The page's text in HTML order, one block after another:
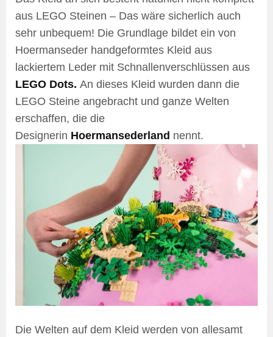
aus LEGO Steinen – Das wäre sicherlich auch
sehr unbequem! Die Grundlage bildet ein von
Hoermanseder handgeformtes Kleid aus
lackiertem Leder mit Schnallenverschlüssen aus
LEGO Dots. An dieses Kleid wurden dann die
LEGO Steine angebracht und ganze Welten
erschaffen, die die
Designerin Hoermansederland nennt.
Die Welten auf dem Kleid werden von allesamt